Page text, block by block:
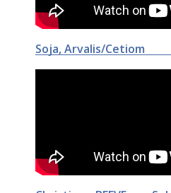
Soja, Arvalis/Cetiom